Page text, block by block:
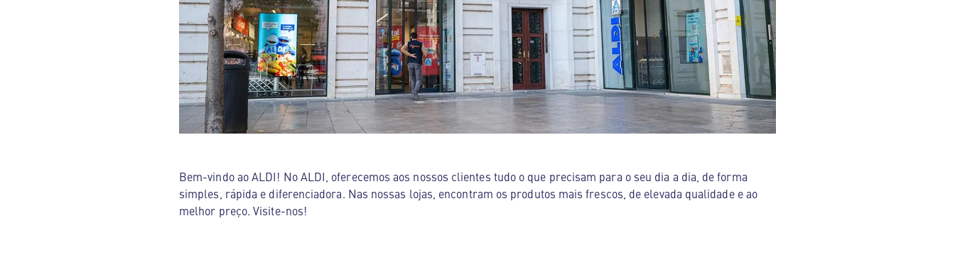
Bem-vindo ao ALDI! No ALDI, oferecemos aos nossos clientes tudo o que precisam para o seu dia a dia, de forma
simples, rápida e diferenciadora. Nas nossas lojas, encontram os produtos mais frescos, de elevada qualidade e ao
melhor preço. Visite-nos!